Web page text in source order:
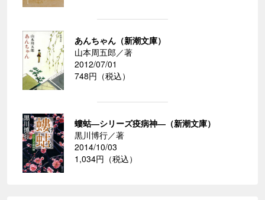
あんちゃん（新潮文庫）
山本周五郎／著
2012/07/01
748円（税込）
螻蛄―シリーズ疫病神―（新潮文庫）
黒川博行／著
2014/10/03
1,034円（税込）